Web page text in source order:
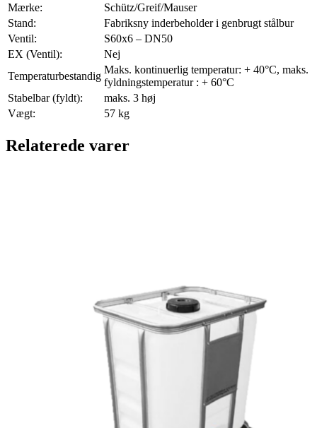
Mærke:
Schütz/Greif/Mauser
Stand:
Fabriksny inderbeholder i genbrugt stålbur
Ventil:
S60x6 – DN50
EX (Ventil):
Nej
Temperaturbestandig
Maks. kontinuerlig temperatur: + 40°C, maks.
fyldningstemperatur : + 60°C
Stabelbar (fyldt):
maks. 3 høj
Vægt:
57 kg
Relaterede varer